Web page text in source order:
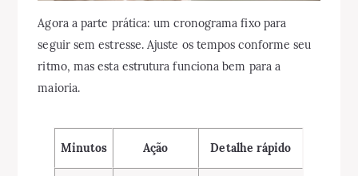
Agora a parte prática: um cronograma fixo para
seguir sem estresse. Ajuste os tempos conforme seu
ritmo, mas esta estrutura funciona bem para a
maioria.
Minutos Ação Detalhe rápido